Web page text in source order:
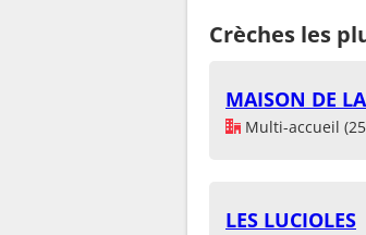
Crèches les
MAISON DE
Multi-accueil
LES LUCIOLES